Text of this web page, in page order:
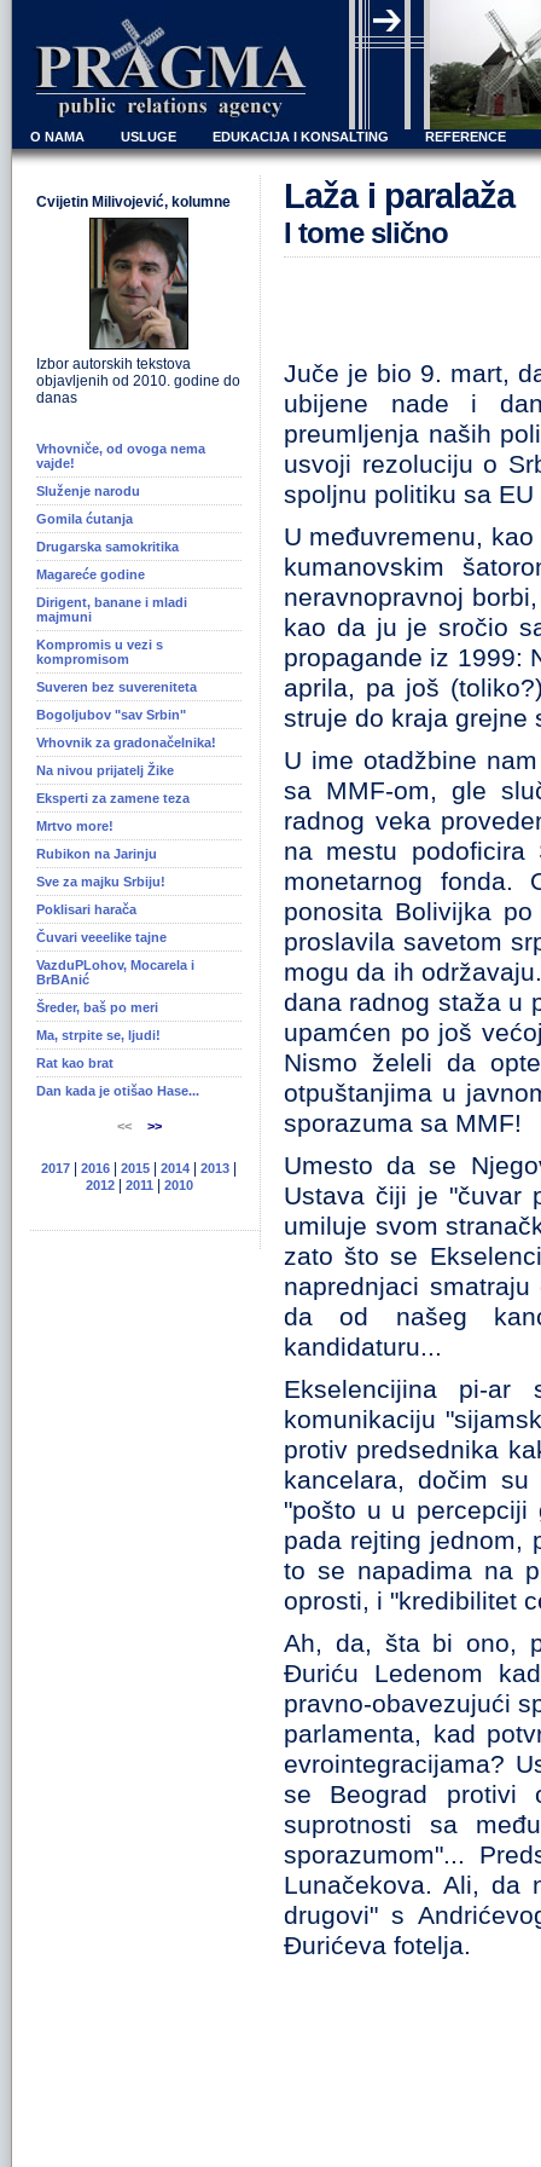
O NAMA USLUGE EDUKACIJA I KONSALTING REFERENCE
Cvijetin Milivojević, kolumne
Izbor autorskih tekstova
objavljenih od 2010. godine do
danas
Vrhovniče, od ovoga nema
vajde!
Služenje narodu
Gomila ćutanja
Drugarska samokritika
Magareće godine
Dirigent, banane i mladi
majmuni
Kompromis u vezi s
kompromisom
Suveren bez suvereniteta
Bogoljubov "sav Srbin"
Vrhovnik za gradonačelnika!
Na nivou prijatelj Žike
Eksperti za zamene teza
Mrtvo more!
Rubikon na Jarinju
Sve za majku Srbiju!
Poklisari harača
Čuvari veeelike tajne
VazduPLohov, Mocarela i
BrBAnić
Šreder, baš po meri
Ma, strpite se, ljudi!
Rat kao brat
Dan kada je otišao Hase...
<< >>
2017 2016 2015 2014 2013
2012| 2011| 2010
Laža i paralaža
I tome slično
Juče je bio 9. mart,
ubijene nade i
preumljenja naših
usvoji rezoluciju o
spoljnu politiku sa
U međuvremenu,
kumanovskim
neravnopravnoj
kao da ju je sročio
propagande iz 1999:
aprila, pa još
struje do kraja grejne
U ime otadžbine
sa MMF-om, gle
radnog veka
na mestu podoficira
monetarnog fonda.
ponosita Bolivijka
proslavila savetom
mogu da ih
dana radnog staža u
upamćen po još
Nismo želeli da
otpuštanjima u
sporazuma sa MMF!
Umesto da se
Ustava čiji je "čuvar
umiluje svom
zato što se
naprednjaci
da od našeg
kandidaturu...
Ekselencijina pi-ar
komunikaciju
protiv predsednika
kancelara, dočim
"pošto u u percepciji
pada rejting jednom,
to se napadima na
oprosti, i "kredibilitet
Ah, da, šta bi ono,
Ðuriću Ledenom
pravno-obavezujući
parlamenta, kad
evrointegracijama?
se Beograd protivi
suprotnosti sa
sporazumom"...
Lunačekova. Ali, da
drugovi" s
Ðurićeva fotelja.